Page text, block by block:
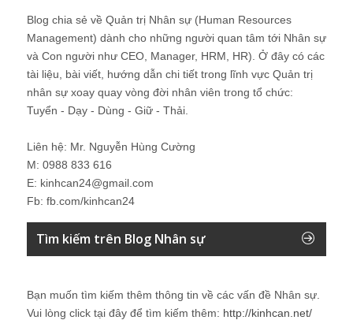
Blog chia sẻ về Quản trị Nhân sự (Human Resources
Management) dành cho những người quan tâm tới Nhân sự
và Con người như CEO, Manager, HRM, HR). Ở đây có các
tài liệu, bài viết, hướng dẫn chi tiết trong lĩnh vực Quản trị
nhân sự xoay quay vòng đời nhân viên trong tổ chức:
Tuyển - Dạy - Dùng - Giữ - Thải.
Liên hệ: Mr. Nguyễn Hùng Cường
M: 0988 833 616
E: kinhcan24@gmail.com
Fb: fb.com/kinhcan24
Tìm kiếm trên Blog Nhân sự
Bạn muốn tìm kiếm thêm thông tin về các vấn đề Nhân sự
Vui lòng click tại đây để tìm kiếm thêm: http://kinhcan.net/